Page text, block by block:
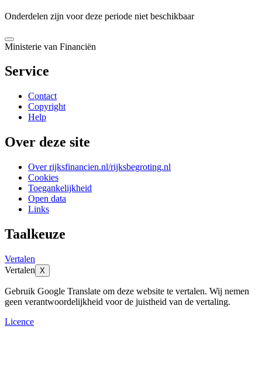
Onderdelen zijn voor deze periode niet beschikbaar
Ministerie van Financiën
Service
Contact
Copyright
Help
Over deze site
Over rijksfinancien.nl/rijksbegroting.nl
Cookies
Toegankelijkheid
Open data
Links
Taalkeuze
Vertalen
Vertalen X
Gebruik Google Translate om deze website te vertalen. Wij nemen
geen verantwoordelijkheid voor de juistheid van de vertaling.
Licence